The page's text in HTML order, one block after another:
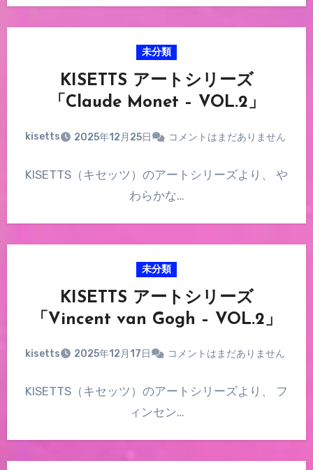
未分類
KISETTS アートシリーズ
「Claude Monet – VOL.2」
kisetts 2025年12月25日 コメントはまだありません
KISETTS（キセッツ）のアートシリーズより、 や
わらかな…
未分類
KISETTS アートシリーズ
「Vincent van Gogh – VOL.2」
kisetts 2025年12月17日 コメントはまだありません
KISETTS（キセッツ）のアートシリーズより、 フ
ィンセン…